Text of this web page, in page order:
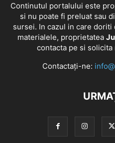
Continutul portalului este
si nu poate fi preluat sau
sursei. In cazul in care
materialele, proprietatea
contacta pe si
Contactați-ne: